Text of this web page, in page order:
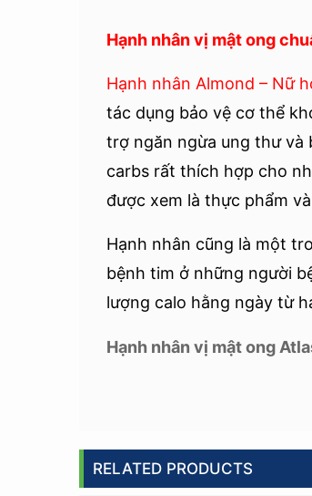
Hạnh nhân vị mật ong
Hạnh nhân Almond – Nữ
tác dụng bảo vệ cơ thể
trợ ngăn ngừa ung thư và
carbs rất thích hợp cho
được xem là thực phẩm
Hạnh nhân cũng là một
bệnh tim ở những người
lượng calo hằng ngày từ
Hạnh nhân vị mật ong
RELATED PRODUCTS